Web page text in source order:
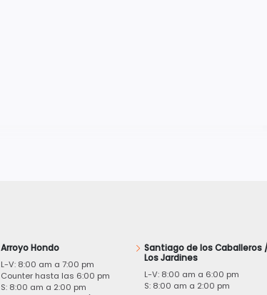
Arroyo Hondo
L-V: 8:00 am a 7:00 pm
Counter hasta las 6:00 pm
S: 8:00 am a 2:00 pm
Santiago de los Caballeros
Los Jardines
L-V: 8:00 am a 6:00 pm
S: 8:00 am a 2:00 pm